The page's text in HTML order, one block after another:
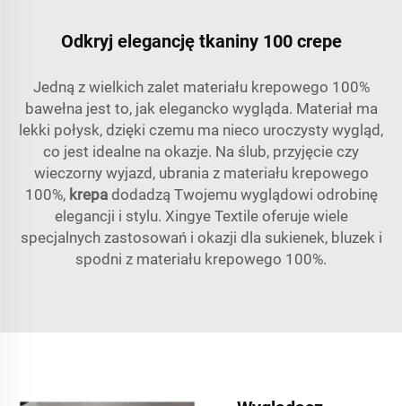
Odkryj elegancję tkaniny 100 crepe
Jedną z wielkich zalet materiału krepowego 100%
bawełna jest to, jak elegancko wygląda. Materiał ma
lekki połysk, dzięki czemu ma nieco uroczysty wygląd,
co jest idealne na okazje. Na ślub, przyjęcie czy
wieczorny wyjazd, ubrania z materiału krepowego
100%, krepa dodadzą Twojemu wyglądowi odrobinę
elegancji i stylu. Xingye Textile oferuje wiele
specjalnych zastosowań i okazji dla sukienek, bluzek i
spodni z materiału krepowego 100%.